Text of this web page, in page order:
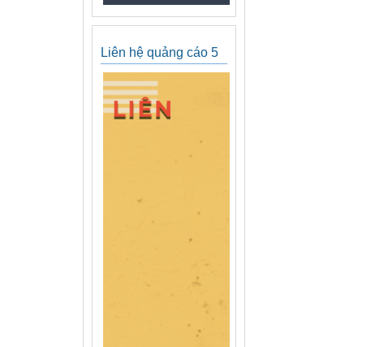
Liên hệ quảng cáo 5